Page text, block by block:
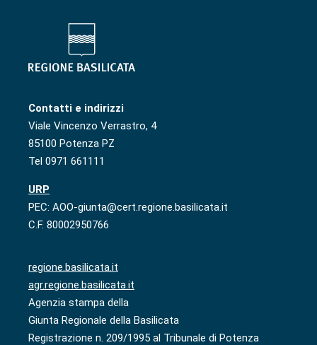
Contatti e indirizzi
Viale Vincenzo Verrastro, 4
85100 Potenza PZ
Tel 0971 661111
URP
PEC: AOO-giunta@cert.regione.basilicata.it
C.F. 80002950766
regione.basilicata.it
agr.regione.basilicata.it
Agenzia stampa della
Giunta Regionale della Basilicata
Registrazione n. 209/1995 al Tribunale di Potenza